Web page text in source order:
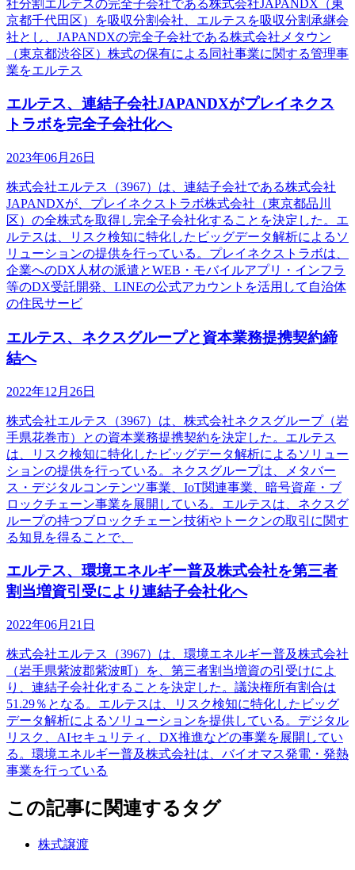
社分割エルテスの完全子会社である株式会社JAPANDX（東
京都千代田区）を吸収分割会社、エルテスを吸収分割承継会
社とし、JAPANDXの完全子会社である株式会社メタウン
（東京都渋谷区）株式の保有による同社事業に関する管理事
業をエルテス
エルテス、連結子会社JAPANDXがプレイネクス
トラボを完全子会社化へ
2023年06月26日
株式会社エルテス（3967）は、連結子会社である株式会社
JAPANDXが、プレイネクストラボ株式会社（東京都品川
区）の全株式を取得し完全子会社化することを決定した。エ
ルテスは、リスク検知に特化したビッグデータ解析によるソ
リューションの提供を行っている。プレイネクストラボは、
企業へのDX人材の派遣とWEB・モバイルアプリ・インフラ
等のDX受託開発、LINEの公式アカウントを活用して自治体
の住民サービ
エルテス、ネクスグループと資本業務提携契約締
結へ
2022年12月26日
株式会社エルテス（3967）は、株式会社ネクスグループ（岩
手県花巻市）との資本業務提携契約を決定した。エルテス
は、リスク検知に特化したビッグデータ解析によるソリュー
ションの提供を行っている。ネクスグループは、メタバー
ス・デジタルコンテンツ事業、IoT関連事業、暗号資産・ブ
ロックチェーン事業を展開している。エルテスは、ネクスグ
ループの持つブロックチェーン技術やトークンの取引に関す
る知見を得ることで、
エルテス、環境エネルギー普及株式会社を第三者
割当増資引受により連結子会社化へ
2022年06月21日
株式会社エルテス（3967）は、環境エネルギー普及株式会社
（岩手県紫波郡紫波町）を、第三者割当増資の引受けによ
り、連結子会社化することを決定した。議決権所有割合は
51.29％となる。エルテスは、リスク検知に特化したビッグ
データ解析によるソリューションを提供している。デジタル
リスク、AIセキュリティ、DX推進などの事業を展開してい
る。環境エネルギー普及株式会社は、バイオマス発電・発熱
事業を行っている
この記事に関連するタグ
株式譲渡